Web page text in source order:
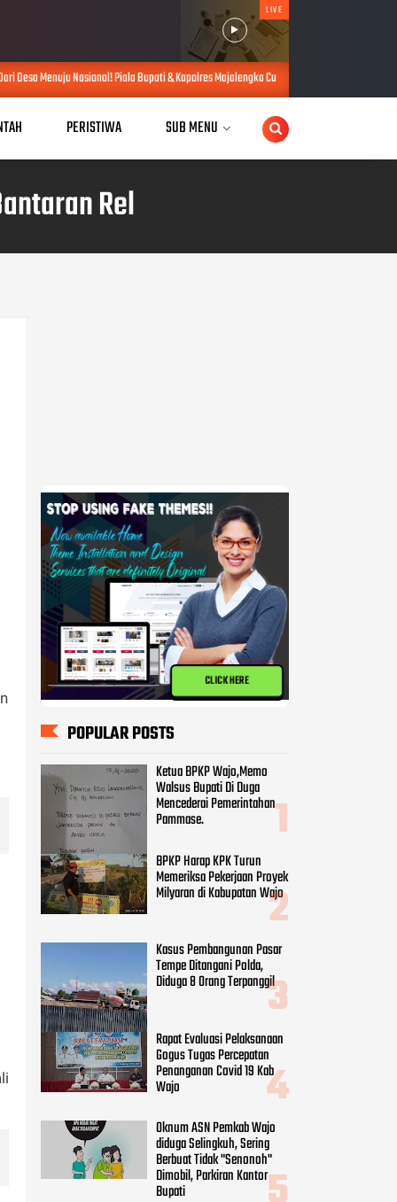
LIVE
Piala Bupati & Kapolres Majalengka Cup 2026 Buru Bibit-Bibit Juara
PERISTIWA SUB MENU
Rel
POPULAR POSTS
Ketua BPKP Wajo,Memo
Walsus Bupati Di Duga
Mencederai Pemerintahan
Pammase.
BPKP Harap KPK Turun
Memeriksa Pekerjaan Proyek
Milyaran di Kabupatan Wajo
Kasus Pembangunan Pasar
Tempe Ditangani Polda,
Diduga 8 Orang Terpanggil
Rapat Evaluasi Pelaksanaan
Gogus Tugas Percepatan
Penanganan Covid 19 Kab
Wajo
Oknum ASN Pemkab Wajo
diduga Selingkuh, Sering
Berbuat Tidak "Senonoh"
Dimobil, Parkiran Kantor
Bupati
CATEGORIES
Adv DPRD Wajo (248)
Adv.daerah
(41)
Daerah (255)